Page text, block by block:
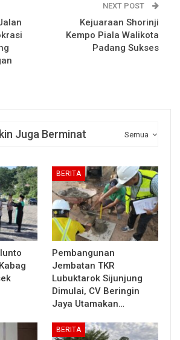
NEXT POST
Kejuaraan Shorinji
Kempo Piala Walikota
Padang Sukses
Semua
Juga Berminat
BERITA
Pembangunan
Jembatan TKR
Lubuktarok Sijunjung
Dimulai, CV Beringin
Jaya Utamakan…
BERITA